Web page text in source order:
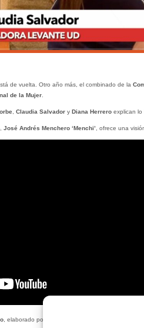
de vuelta. Otro año más, el combinado de la
de la Mujer.
, Claudia Salvadory Diana Herreroexplican lo
José Andrés Menchero ‘Menchi’ , ofrece una
, elaborado por